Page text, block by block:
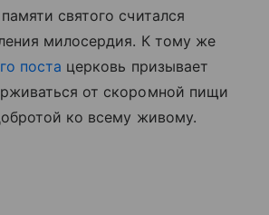
святого считался
милосердия. К тому же
поста церковь призывает
от скоромной пищи
ко всему живому.